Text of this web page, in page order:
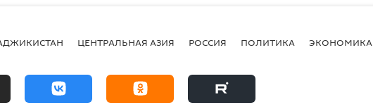
ЦЕНТРАЛЬНАЯ АЗИЯ РОССИЯ ПОЛИТИКА ЭКОНОМИКА